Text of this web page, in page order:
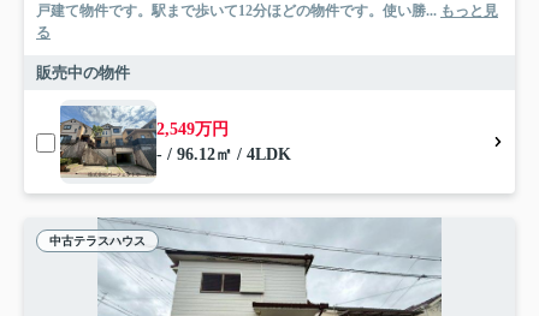
戸建て物件です。駅まで歩いて12分ほどの物件です。使い勝... もっと見
る
販売中の物件
2,549万円
- / 96.12㎡ / 4LDK
中古テラスハウス